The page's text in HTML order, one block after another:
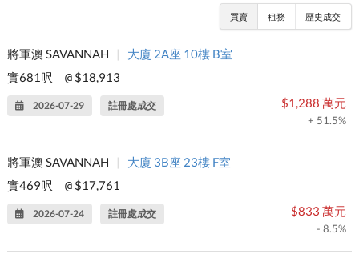
買賣 租務 歷史成交
將軍澳 SAVANNAH |
大廈 2A座 10樓 B室
實681呎
@ $18,913
2026-07-29 註冊處成交 $1,288 萬元
+ 51.5%
將軍澳 SAVANNAH |
大廈 3B座 23樓 F室
實469呎
@ $17,761
2026-07-24 註冊處成交 $833 萬元
- 8.5%